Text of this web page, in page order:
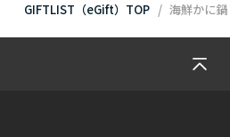
GIFTLIST（eGift）TOP 海鮮かに鍋